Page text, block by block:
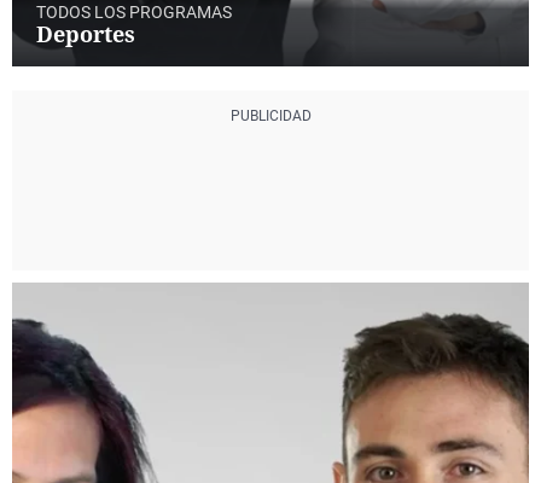
TODOS LOS PROGRAMAS
Deportes